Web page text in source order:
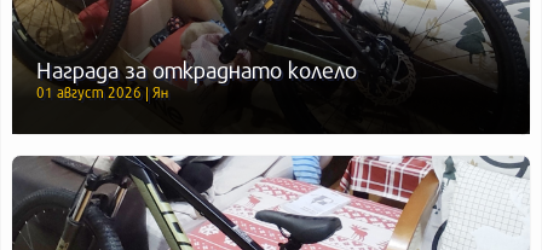
Награда за откраднато колело
01 август 2026 | Ян